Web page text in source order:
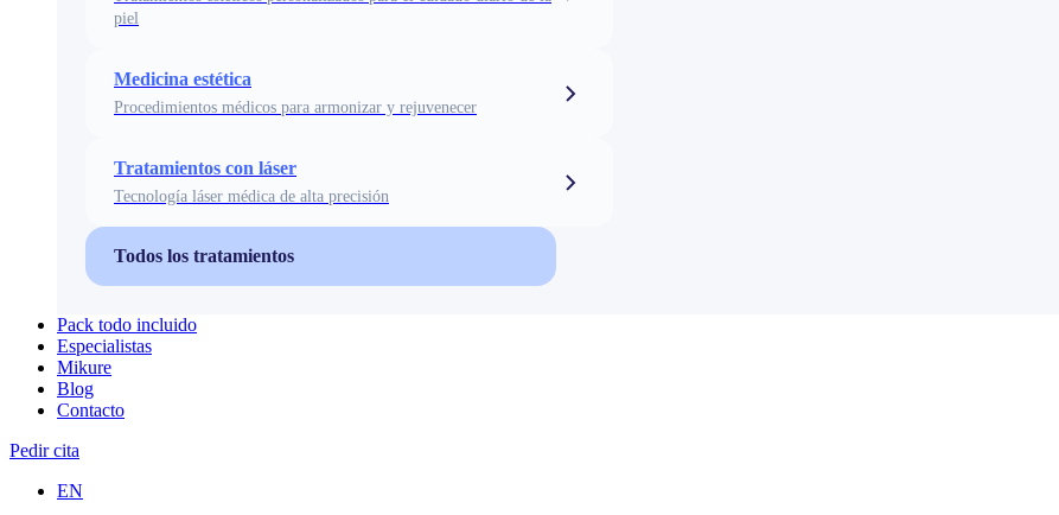
piel
Medicina estética
Procedimientos médicos para armonizar y rejuvenecer
Tratamientos con láser
Tecnología láser médica de alta precisión
Todos los tratamientos
Pack todo incluido
Especialistas
Mikure
Blog
Contacto
Pedir cita
EN